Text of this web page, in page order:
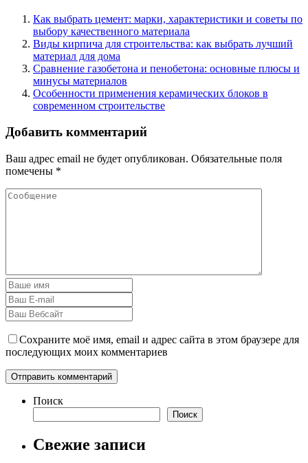
Как выбрать цемент: марки, характеристики и советы по
выбору качественного материала
Виды кирпича для строительства: как выбрать лучший
материал для дома
Сравнение газобетона и пенобетона: основные плюсы и
минусы материалов
Особенности применения керамических блоков в
современном строительстве
Добавить комментарий
Ваш адрес email не будет опубликован. Обязательные поля
помечены *
Сохраните моё имя, email и адрес сайта в этом браузере для
последующих моих комментариев
Поиск
Поиск
Свежие записи